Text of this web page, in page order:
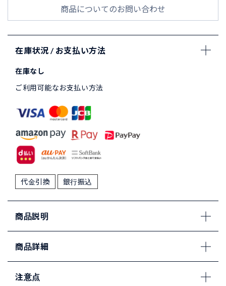
商品についてのお問い合わせ
在庫状況 / お支払い方法
在庫なし
ご利用可能なお支払い方法
代金引換 銀行振込
商品説明
商品詳細
注意点